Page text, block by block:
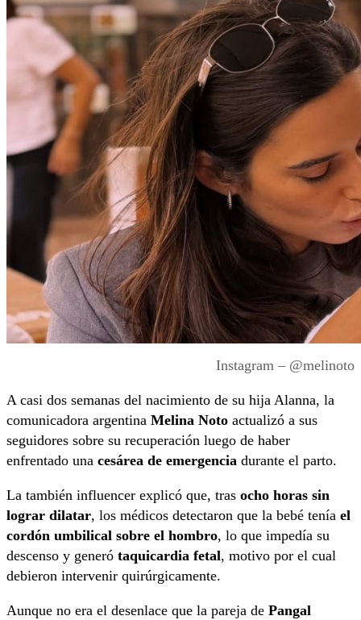
Instagram – @melinoto
A casi dos semanas del nacimiento de su hija Alanna, la
comunicadora argentina Melina Noto actualizó a sus
seguidores sobre su recuperación luego de haber
enfrentado una cesárea de emergencia durante el parto.
La también influencer explicó que, tras ocho horas sin
lograr dilatar, los médicos detectaron que la bebé tenía el
cordón umbilical sobre el hombro, lo que impedía su
descenso y generó taquicardia fetal, motivo por el cual
debieron intervenir quirúrgicamente.
Aunque no era el desenlace que la pareja de Pangal